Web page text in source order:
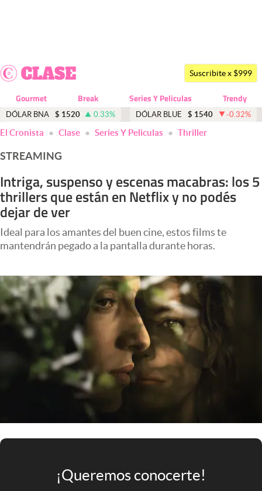
Dólar
Economía y Política
Finanzas y Mercados
Mercados Online
Negocios
Columnistas
Apertura
Clase
Clima
Mundial 2026
Eventos Corporativos
El Cronista Studio
abre en nueva pestaña
Suscribite x $999
Gourmet Break Series Y Peliculas Trendy
DÓLAR BNA $ 1520 0.33% DÓLAR BLUE $ 1540 -0.32%
El Cronista Clase Series Y Peliculas Thriller
STREAMING
Intriga, suspenso y escenas macabras: los 5
thrillers que están en Netflix y no podés
dejar de ver
Ideal para los amantes del buen cine, estos films te
mantendrán pegado a la pantalla durante horas.
¡Queremos conocerte!